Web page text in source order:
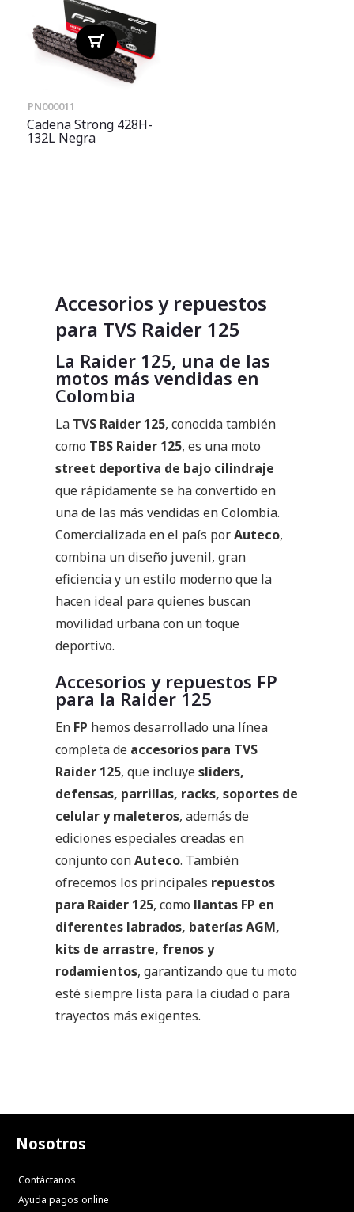
PN000011
Cadena Strong 428H-
132L Negra
Accesorios y repuestos
para TVS Raider 125
La Raider 125, una de las
motos más vendidas en
Colombia
La TVS Raider 125, conocida también
como TBS Raider 125, es una moto
street deportiva de bajo cilindraje
que rápidamente se ha convertido en
una de las más vendidas en Colombia.
Comercializada en el país porAuteco,
combina un diseño juvenil, gran
eficiencia y un estilo moderno que la
hacen ideal para quienes buscan
movilidad urbana con un toque
deportivo.
Accesorios y repuestos FP
para la Raider 125
En FP hemos desarrollado una línea
completa de accesorios para TVS
Raider 125, que incluyesliders,
defensas, parrillas, racks, soportes de
celular y maleteros, además de
ediciones especiales creadas en
conjunto conAuteco. También
ofrecemos los principales repuestos
para Raider 125, como llantas FP en
diferentes labrados, baterías AGM,
kits de arrastre, frenos y
rodamientos, garantizando que tu moto
esté siempre lista para la ciudad o para
trayectos más exigentes.
Nosotros
Contáctanos
Ayuda pagos online